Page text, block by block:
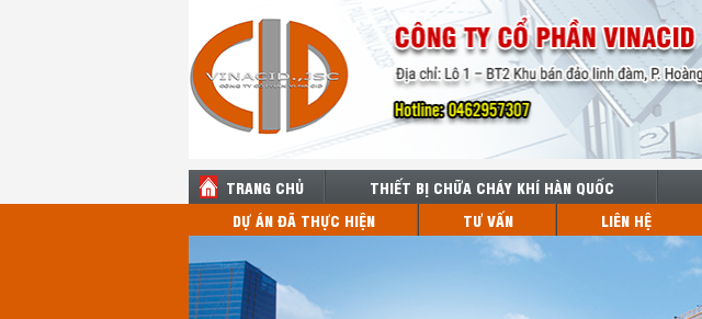
TRANG CHỦ THIẾT BỊ CHỮA CHÁY KHÍ HÀN QUỐC
DỰ ÁN ĐÃ THỰC HIỆN
TƯ VẤN LIÊN HỆ